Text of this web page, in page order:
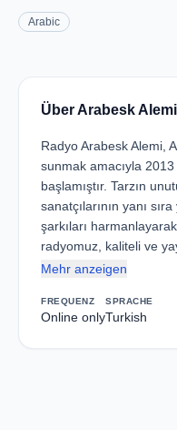
Arabic
Über Arabesk Alemi
Radyo Arabesk Alemi,
sunmak amacıyla 2013
başlamıştır. Tarzın
sanatçılarının yanı
şarkıları
radyomuz, kaliteli ve
Mehr anzeigen
FREQUENZ
Online only
SPRACHE
Turkish